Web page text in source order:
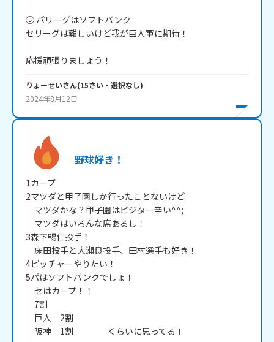
⑤ パリーグはソフトバンク
セリーグは難しいけど我が巨人軍に期待！
応援頑張りましょう！
りょーせいさん(15さい・ 選択なし)
2024年8月12日
野球好き！
1カープ
2マツダと甲子園しか行ったことないけど
マツダかな？甲子園はビジター辛い^^;
マツダはいろんな席あるし！
3森下暢仁投手！
床田投手と大瀬良投手、田村選手も好き！
4ピッチャーやりたい！
5パはソフトバンクでしょ！
セはカープ！！
7割
巨人　2割
阪神　1割　　　　くらいに思ってる！